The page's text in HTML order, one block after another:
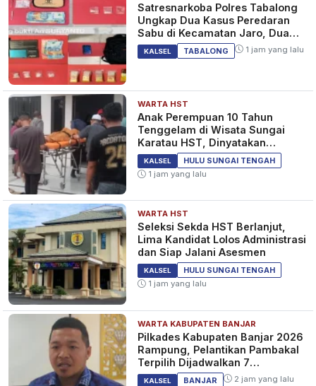
Satresnarkoba Polres Tabalong
Ungkap Dua Kasus Peredaran
Sabu di Kecamatan Jaro, Dua
Pelaku Diamankan
KALSEL TABALONG 1 jam yang lalu
WARTA HST
Anak Perempuan 10 Tahun
Tenggelam di Wisata Sungai
Karatau HST, Dinyatakan
Meninggal Dunia
KALSEL
HULU SUNGAI TENGAH
1 jam yang lalu
WARTA HST
Seleksi Sekda HST Berlanjut,
Lima Kandidat Lolos Administrasi
dan Siap Jalani Asesmen
KALSEL
HULU SUNGAI TENGAH
1 jam yang lalu
WARTA KABUPATEN BANJAR
Pilkades Kabupaten Banjar 2026
Rampung, Pelantikan Pambakal
Terpilih Dijadwalkan 7
September 2026
KALSEL BANJAR 2 jam yang lalu